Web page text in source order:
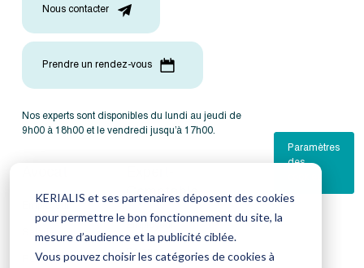
KERIALIS et ses partenaires déposent des cookies
pour permettre le bon fonctionnement du site, la
mesure d’audience et la publicité ciblée.
Vous pouvez choisir les catégories de cookies à
Nos experts sont disponibles du lundi au jeudi de
9h00 à 18h00 et le vendredi jusqu’à 17h00.
Nous contacter
Prendre un rendez-vous
Employeur
Salarié
Retraité
Comptable
Employeur
Salarié
Paramètres
des